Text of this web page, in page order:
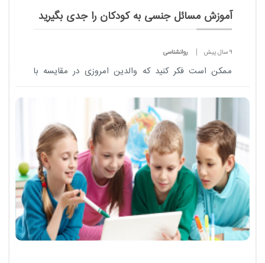
آموزش مسائل جنسی به کودکان را جدی بگیرید
9 سال پیش روانشناسی
ممکن است فکر کنید که والدین امروزی در مقایسه با
مورد مسایل جنسی صحبت کنند، چون امروزه برخی از